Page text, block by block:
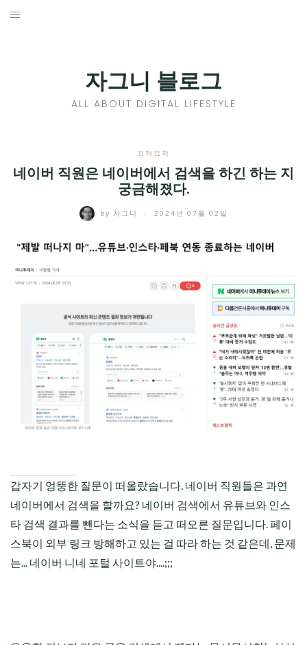
Skip
자그니 블로그
ALL ABOUT DIGITAL LIFESTYLE
끄적끄적
네이버 직원은 네이버에서 검색을 하긴 하는 지
궁금해졌다.
by 자그니 2024년 07월 02일
갑자기 엉뚱한 질문이 떠올랐습니다. 네이버 직원들은 과연
네이버에서 검색을 할까요? 네이버 검색에서 유튜브와 인스
타 검색 결과를 뺀다는 소식을 듣고 떠오른 질문입니다. 페이
스북이 외부 링크 방해하고 있는 걸 따라 하는 것 같은데, 문제
는... 네이버 니네 포털 사이트야....;;;
CHILD
MENU
디지털트렌드
EXPAND
CHILD
신제품
EXPAND
MENU
제품리뷰
EXPAND
CHILD
MENU